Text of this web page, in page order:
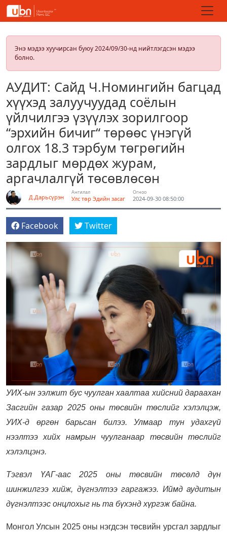
Энэ мэдээ хуучирсан буюу 2024/09/30-нд нийтлэгдсэн мэдээ
болно.
АУДИТ: Сайд Ч.Номингийн багцад
хүүхэд залуучуудад соёлын
үйлчилгээ үзүүлэх зорилгоор
“эрхийн бичиг“ төрөөс үнэгүй
олгох 18.3 тэрбум төгрөгийн
зардлыг мөрдөх журам,
аргачлалгүй төсөвлөсөн
Д.Дарьсүрэн
Ангилал
Улс төр Эдийн засаг
Огноо
2024-09-30 08:50:00
Facebook Twitter
УИХ-ын ээлжит бус чуулган хаалтаа хийсний дараахан
Засгийн газар 2025 оны төсвийн төслийг хэлэлцэж,
УИХ-д өргөн барьсан билээ. Улмаар тун удахгүй
нээлтээ хийх намрын чуулганаар төсвийн төслийг
хэлэлцэнэ.
Тэгвэл ҮАГ-аас 2025 оны төсвийн төсөлд дүн
шинжилгээ хийж, дүгнэлтээ гаргажээ. Иймд аудитын
дүгнэлтээс онцлохыг нь та бүхэнд хүргэж байна.
Монгол Улсын 2025 оны нэгдсэн төсвийн урсгал зардлыг